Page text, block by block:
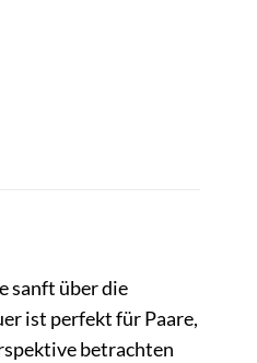
sanft über die
ist perfekt für Paare,
betrachten